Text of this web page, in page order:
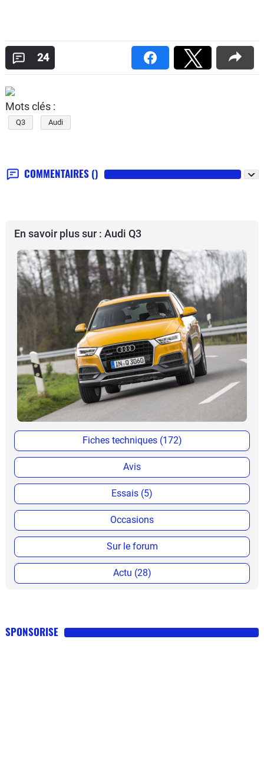
24
Mots clés :
Q3 Audi
COMMENTAIRES ()
En savoir plus sur : Audi Q3
Fiches techniques (172)
Avis
Essais (5)
Occasions
Sur le forum
Actu (28)
SPONSORISE